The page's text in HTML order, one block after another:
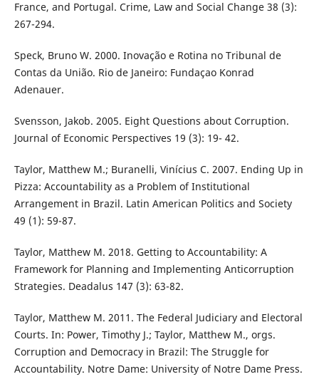
France, and Portugal. Crime, Law and Social Change 38 (3):
267-294.
Speck, Bruno W. 2000. Inovação e Rotina no Tribunal de
Contas da União. Rio de Janeiro: Fundaçao Konrad
Adenauer.
Svensson, Jakob. 2005. Eight Questions about Corruption.
Journal of Economic Perspectives 19 (3): 19- 42.
Taylor, Matthew M.; Buranelli, Vinícius C. 2007. Ending Up in
Pizza: Accountability as a Problem of Institutional
Arrangement in Brazil. Latin American Politics and Society
49 (1): 59-87.
Taylor, Matthew M. 2018. Getting to Accountability: A
Framework for Planning and Implementing Anticorruption
Strategies. Deadalus 147 (3): 63-82.
Taylor, Matthew M. 2011. The Federal Judiciary and Electoral
Courts. In: Power, Timothy J.; Taylor, Matthew M., orgs.
Corruption and Democracy in Brazil: The Struggle for
Accountability. Notre Dame: University of Notre Dame Press.